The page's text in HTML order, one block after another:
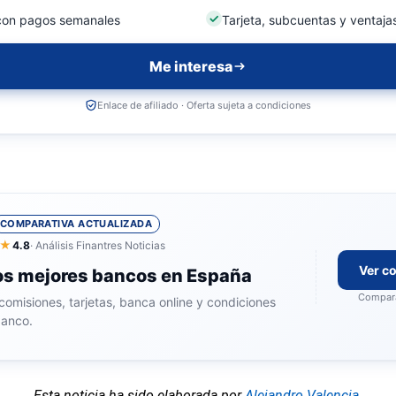
pagos semanales Tarjeta, subcuentas y
Me interesa
Enlace de afiliado · Oferta sujeta a condiciones
COMPARATIVA ACTUALIZADA
4.8· Análisis Finantres Noticias
mejores bancos en España
tarjetas, banca online y condiciones
Ver